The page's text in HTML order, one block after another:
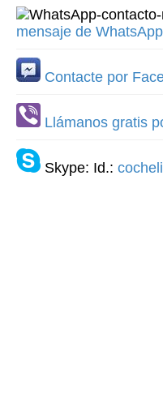
mensaje de WhatsApp
Contacte por
Llámanos gratis
Skype: Id.: